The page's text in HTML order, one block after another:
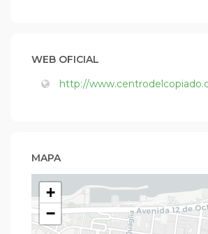
WEB OFICIAL
http://
MAPA
+
−